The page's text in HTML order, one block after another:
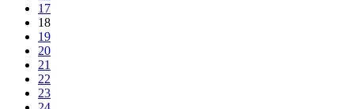
17
18
19
20
21
22
23